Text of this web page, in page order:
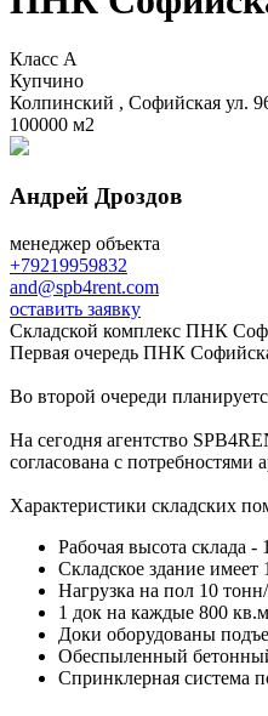
Класс A
Купчино
Колпинский , Софийская ул.
100000 м2
Андрей Дроздов
менеджер объекта
+79219959832
and@spb4rent.com
оставить заявку
Складской комплекс ПНК
Первая очередь ПНК
Во второй очереди
На сегодня агентство
согласована с потребностями
Характеристики складских
Рабочая высота склада -
Складское здание имеет
Нагрузка на пол 10
1 док на каждые 800
Доки оборудованы
Обеспыленный
Спринклерная система